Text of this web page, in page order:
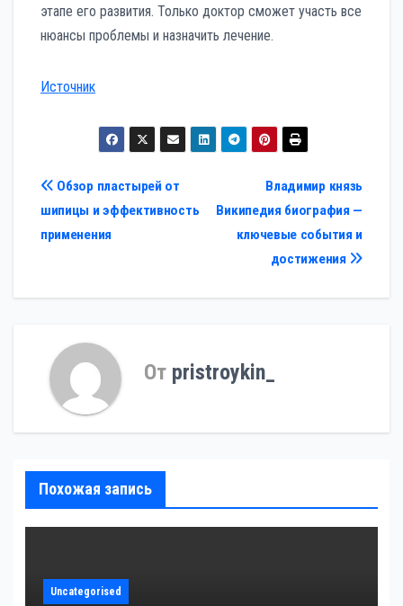
этапе его развития. Только доктор сможет участь все
нюансы проблемы и назначить лечение.
Источник
Навигация
по
Владимир князь
Википедия биография —
ключевые события и
достижения
Обзор пластырей от
шипицы и эффективность
применения
От pristroykin_
Похожая запись
Uncategorised